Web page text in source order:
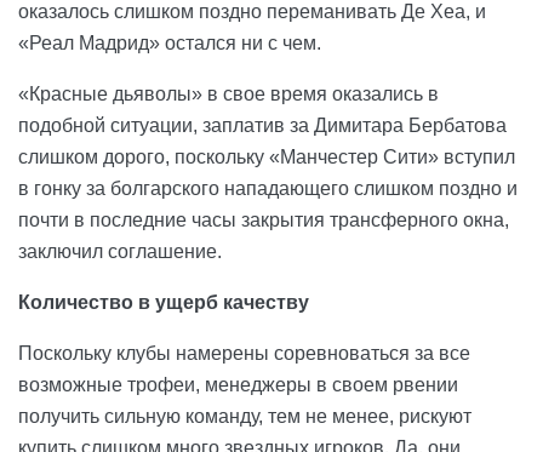
оказалось слишком поздно переманивать Де Хеа, и
«Реал Мадрид» остался ни с чем.
«Красные дьяволы» в свое время оказались в
подобной ситуации, заплатив за Димитара Бербатова
слишком дорого, поскольку «Манчестер Сити» вступил
в гонку за болгарского нападающего слишком поздно и
почти в последние часы закрытия трансферного окна,
заключил соглашение.
Количество в ущерб качеству
Поскольку клубы намерены соревноваться за все
возможные трофеи, менеджеры в своем рвении
получить сильную команду, тем не менее, рискуют
купить слишком много звездных игроков. Да, они